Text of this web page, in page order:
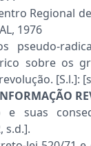
Regional
1976
pseudo-
sobre os
[S.l.]:
suas
s.d.].